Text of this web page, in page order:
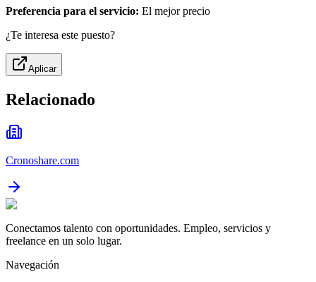
Preferencia para el servicio: El mejor precio
¿Te interesa este puesto?
Aplicar
Relacionado
Cronoshare.com
Conectamos talento con oportunidades. Empleo, servicios y
freelance en un solo lugar.
Navegación